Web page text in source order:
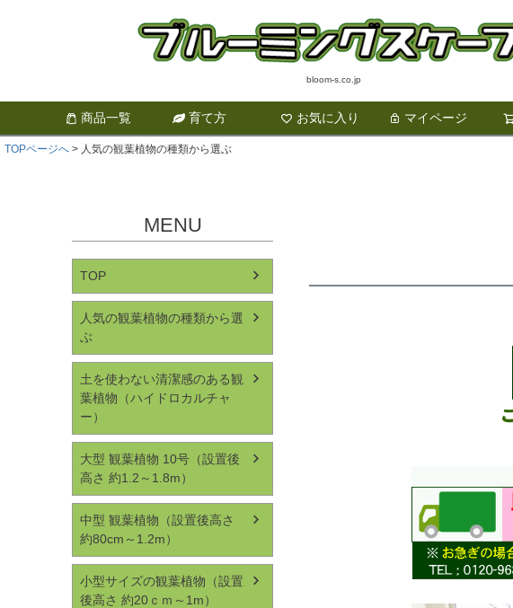
bloom-s.co.jp
商品一覧 育て方 お気に入り マイページ
TOPページへ 人気の観葉植物の種類から選ぶ
MENU
TOP
人気の観葉植物の種類から選
ぶ
土を使わない清潔感のある観
葉植物（ハイドロカルチャ
ー）
大型 観葉植物 10号（設置後
高さ 約1.2～1.8m）
中型 観葉植物（設置後高さ
約80cm～1.2m）
小型サイズの観葉植物（設置
後高さ 約20ｃｍ～1m）